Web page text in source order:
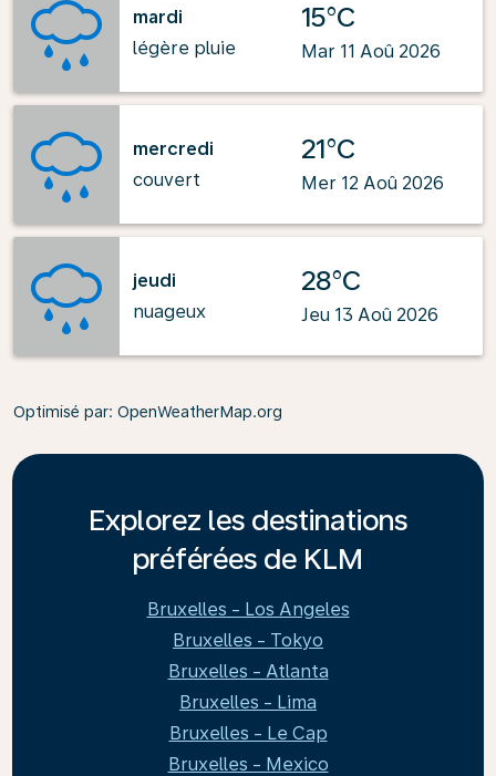
mardi
légère pluie
15°C
Mar 11 Aoû 2026
mercredi
couvert
21°C
Mer 12 Aoû 2026
jeudi
nuageux
28°C
Jeu 13 Aoû 2026
Optimisé par: OpenWeatherMap.org
Explorez les destinations
préférées de KLM
Bruxelles - Los Angeles
Bruxelles - Tokyo
Bruxelles - Atlanta
Bruxelles - Lima
Bruxelles - Le Cap
Bruxelles - Mexico